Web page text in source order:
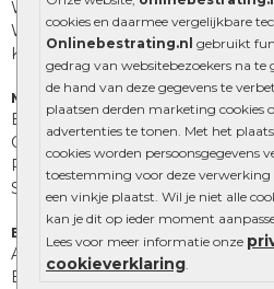
cookies en daarmee vergelijkbare
Onlinebestrating.nl gebruikt
gedrag van websitebezoekers na te
de hand van deze gegevens te
plaatsen derden marketing cookies
advertenties te tonen. Met het
cookies worden persoonsgegevens
toestemming voor deze verwerking
een vinkje plaatst. Wil je niet alle
kan je dit op ieder moment
Lees voor meer informatie onze
cookieverklaring.
Waalformaat
Wildverband bestrating
Kingstones
Muurelementen
Betonbielzen
Opsluitbanden
Palissades
Stapelblokken
Extra benodigdheden
Afwatering en diversen
Beplantings en betonelementen